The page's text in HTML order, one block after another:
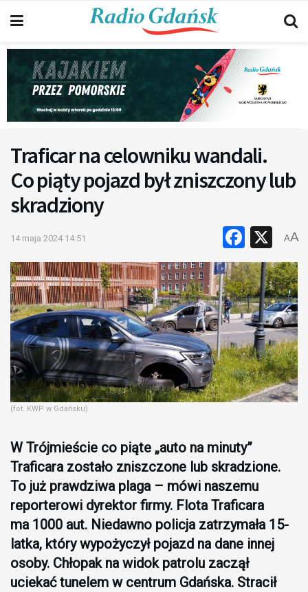
Traficar na celowniku wandali.
Co piąty pojazd był zniszczony lub
skradziony
14 maja 2024 14:51 X
AA
(fot. KWP w Gdańsku)
W Trójmieście co piąte „auto na minuty”
Traficara zostało zniszczone lub skradzione.
To już prawdziwa plaga – mówi naszemu
reporterowi dyrektor firmy. Flota Traficara
ma 1000 aut. Niedawno policja zatrzymała 15-
latka, który wypożyczył pojazd na dane innej
osoby. Chłopak na widok patrolu zaczął
uciekać tunelem w centrum Gdańska. Stracił